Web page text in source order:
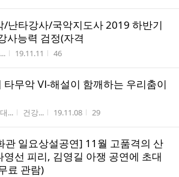
/난타강사/국악지도사 2019 하반기
사능력 검정(자격
작성시간
19.11.11 조회수
46
타무악 Ⅵ-해설이 함깨하는 우리춤이
... 작성자
건강... 작성시간
19.11.08 조회수
29
관 일요상설공연] 11월 고품격의 산
영선 피리, 김영길 아쟁 공연에 초대
료 관람)